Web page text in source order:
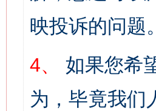
映投诉的问题。
4、
如果您希
为，毕竟我们